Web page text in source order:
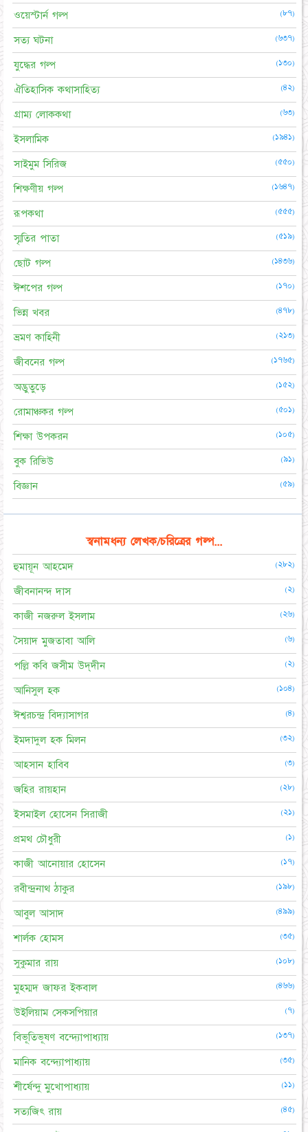
ওয়েস্টার্ন গল্প (৮৭)
সত্য ঘটনা (৬৩৭)
যুদ্ধের গল্প (১৩০)
ঐতিহাসিক কথাসাহিত্য (৪২)
গ্রাম্য লোককথা (৬৩)
ইসলামিক (১৯৪১)
সাইমুম সিরিজ (৫৫০)
শিক্ষণীয় গল্প (১৬৪৭)
রূপকথা (৫৫৫)
স্মৃতির পাতা (৫১৯)
ছোট গল্প (১৪৩৬)
ঈশপের গল্প (১৭০)
ভিন্ন খবর (৪৭৮)
ভ্রমণ কাহিনী (২১৩)
জীবনের গল্প (১৭৬৫)
অদ্ভুতুড়ে (১৫২)
রোমাঞ্চকর গল্প (৫০১)
শিক্ষা উপকরন (১০৫)
বুক রিভিউ (৯১)
বিজ্ঞান (৫৯)
স্বনামধন্য লেখক/চরিত্রের গল্প...
হুমায়ূন আহমেদ (২৮২)
জীবনানন্দ দাস (২)
কাজী নজরুল ইসলাম (২৬)
সৈয়াদ মুজতাবা আলি (৬)
পল্লি কবি জসীম উদ্‌দীন (২)
আনিসুল হক (১০৪)
ঈশ্বরচন্দ্র বিদ্যাসাগর (৪)
ইমদাদুল হক মিলন (৩২)
আহসান হাবিব (৩)
জহির রায়হান (২৮)
ইসমাইল হোসেন সিরাজী (২১)
প্রমথ চৌধুরী (১)
কাজী আনোয়ার হোসেন (১৭)
রবীন্দ্রনাথ ঠাকুর (১৯৮)
আবুল আসাদ (৪৯৯)
শার্লক হোমস (৩৫)
সুকুমার রায় (১০৮)
মুহম্মদ জাফর ইকবাল (৪৬৬)
উইলিয়াম সেকসপিয়ার (৭)
বিভূতিভূষণ বন্দ্যোপাধ্যায় (১৩৭)
মানিক বন্দ্যোপাধ্যায় (৩৫)
শীর্ষেন্দু মুখোপাধ্যায় (১১)
সত্যজিৎ রায় (৪৫)